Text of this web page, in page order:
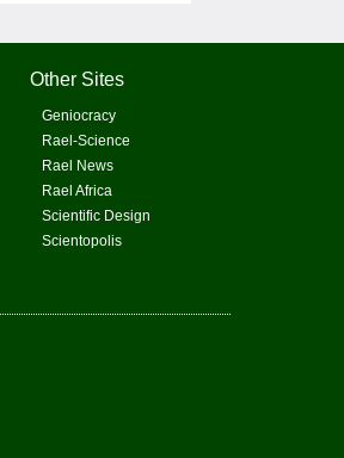
Other Sites
Geniocracy
Rael-Science
Rael News
Rael Africa
Scientific Design
Scientopolis